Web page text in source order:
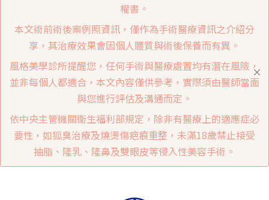
權書。
本文術前術後案例照資訊，僅作為手術醫療資訊之介紹分
享，其治療效果會因個人體質與術後保養而有異。
風格美學診所提醒您，任何手術與醫療處置均有潛在風險，
並非每個人都適合，本文內容僅供參考，實際須由醫師當面
與您進行評估及溝通而定。
依中央主管機關衛生福利部規定，除非有醫療上的適應症必
要性，如狐臭治療及燒燙傷疤痕重整，未滿18歲禁止接受
抽脂、隆乳、隆鼻及雙眼皮等侵入性美容手術。